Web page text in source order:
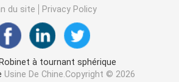
température
du site
Privacy Policy
Robinet à tournant sphérique
Usine De Chine.Copyright © 2026